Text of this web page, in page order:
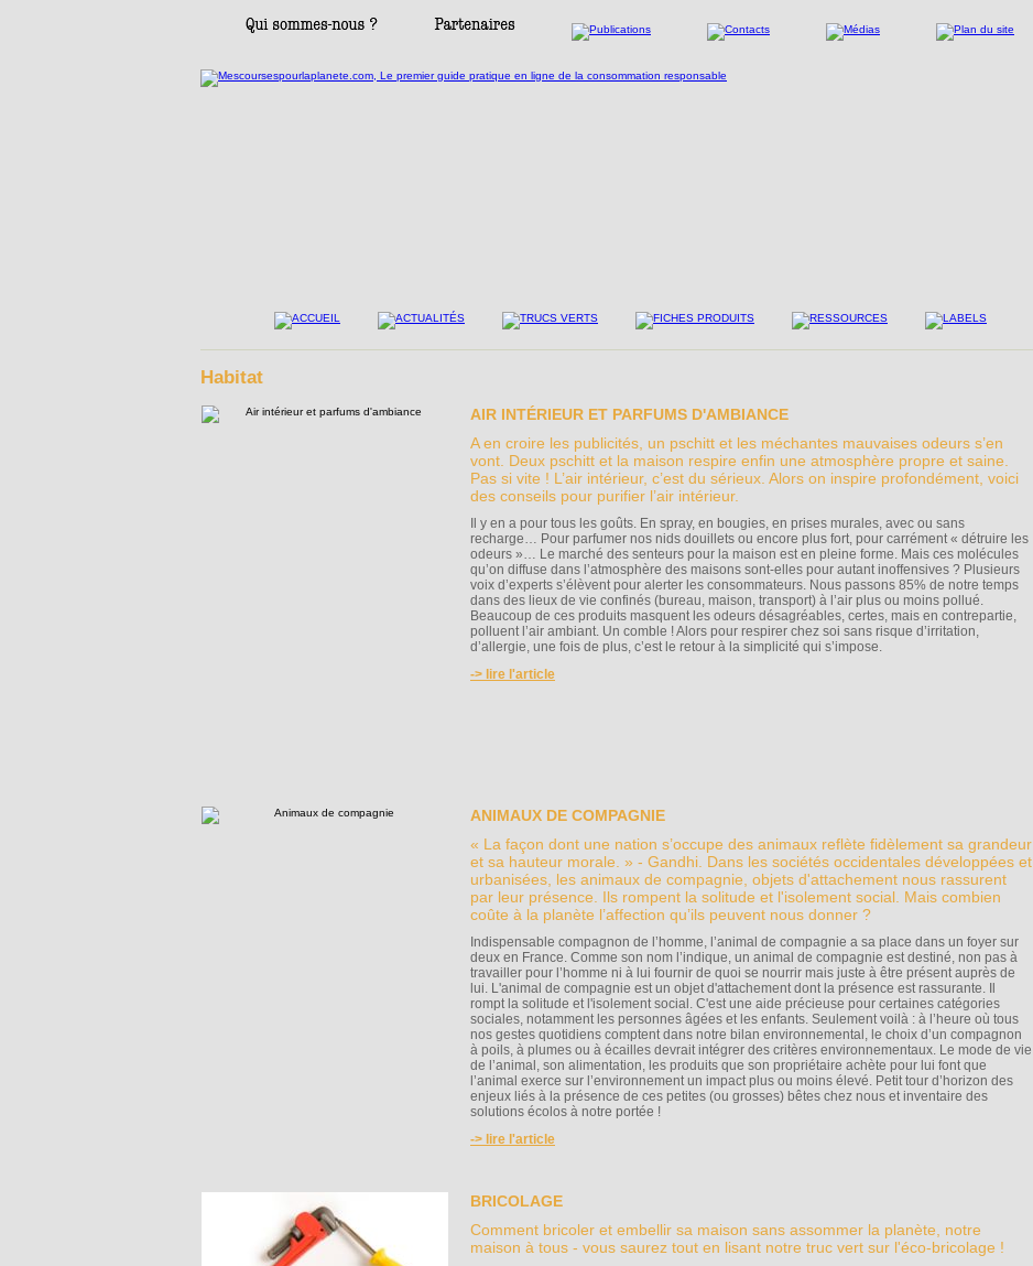
Habitat
AIR INTÉRIEUR ET PARFUMS D'AMBIANCE
A en croire les publicités, un pschitt et les méchantes mauvaises odeurs s’en
vont. Deux pschitt et la maison respire enfin une atmosphère propre et saine.
Pas si vite ! L’air intérieur, c’est du sérieux. Alors on inspire profondément, voici
des conseils pour purifier l’air intérieur.
Il y en a pour tous les goûts. En spray, en bougies, en prises murales, avec ou sans
recharge… Pour parfumer nos nids douillets ou encore plus fort, pour carrément « détruire les
odeurs »… Le marché des senteurs pour la maison est en pleine forme. Mais ces molécules
qu’on diffuse dans l’atmosphère des maisons sont-elles pour autant inoffensives ? Plusieurs
voix d’experts s’élèvent pour alerter les consommateurs. Nous passons 85% de notre temps
dans des lieux de vie confinés (bureau, maison, transport) à l’air plus ou moins pollué.
Beaucoup de ces produits masquent les odeurs désagréables, certes, mais en contrepartie,
polluent l’air ambiant. Un comble ! Alors pour respirer chez soi sans risque d’irritation,
d’allergie, une fois de plus, c’est le retour à la simplicité qui s’impose.
-> lire l'article
ANIMAUX DE COMPAGNIE
« La façon dont une nation s’occupe des animaux reflète fidèlement sa grandeur
et sa hauteur morale. » - Gandhi. Dans les sociétés occidentales développées et
urbanisées, les animaux de compagnie, objets d'attachement nous rassurent
par leur présence. Ils rompent la solitude et l'isolement social. Mais combien
coûte à la planète l’affection qu’ils peuvent nous donner ?
Indispensable compagnon de l’homme, l’animal de compagnie a sa place dans un foyer sur
deux en France. Comme son nom l’indique, un animal de compagnie est destiné, non pas à
travailler pour l’homme ni à lui fournir de quoi se nourrir mais juste à être présent auprès de
lui. L'animal de compagnie est un objet d'attachement dont la présence est rassurante. Il
rompt la solitude et l'isolement social. C'est une aide précieuse pour certaines catégories
sociales, notamment les personnes âgées et les enfants. Seulement voilà : à l’heure où tous
nos gestes quotidiens comptent dans notre bilan environnemental, le choix d’un compagnon
à poils, à plumes ou à écailles devrait intégrer des critères environnementaux. Le mode de vie
de l’animal, son alimentation, les produits que son propriétaire achète pour lui font que
l’animal exerce sur l’environnement un impact plus ou moins élevé. Petit tour d’horizon des
enjeux liés à la présence de ces petites (ou grosses) bêtes chez nous et inventaire des
solutions écolos à notre portée !
-> lire l'article
BRICOLAGE
Comment bricoler et embellir sa maison sans assommer la planète, notre
maison à tous - vous saurez tout en lisant notre truc vert sur l'éco-bricolage !